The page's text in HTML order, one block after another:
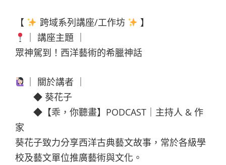
【 跨域系列講座/工作坊
】
｜ 講座主題 ｜
眾神駕到！西洋藝術的希臘神話
｜ 關於講者 ｜
◆ 葵花子
◆【乖，你聽畫】PODCAST｜主持人 & 作
家
葵花子致力分享西洋古典藝文故事，常於各級學
校及藝文單位推廣藝術與文化。